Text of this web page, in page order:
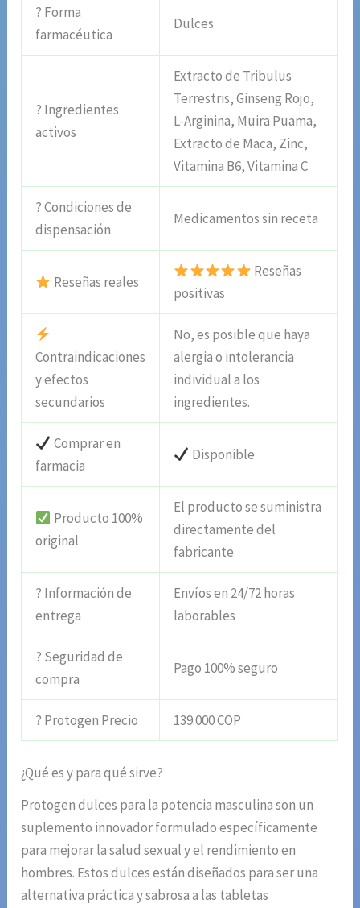
? Forma
farmacéutica
Dulces
? Ingredientes
activos
Extracto de Tribulus
Terrestris, Ginseng Rojo,
L-Arginina, Muira Puama,
Extracto de Maca, Zinc,
Vitamina B6, Vitamina C
? Condiciones de
dispensación
Medicamentos sin receta
Reseñas reales
Reseñas
positivas
Contraindicaciones
y efectos
secundarios
No, es posible que haya
alergia o intolerancia
individual a los
ingredientes.
Comprar en
farmacia
Disponible
Producto 100%
original
El producto se suministra
directamente del
fabricante
? Información de
entrega
Envíos en 24/72 horas
laborables
? Seguridad de
compra
Pago 100% seguro
? Protogen Precio 139.000 COP
¿Qué es y para qué sirve?
Protogen dulces para la potencia masculina son un
suplemento innovador formulado específicamente
para mejorar la salud sexual y el rendimiento en
hombres. Estos dulces están diseñados para ser una
alternativa práctica y sabrosa a las tabletas